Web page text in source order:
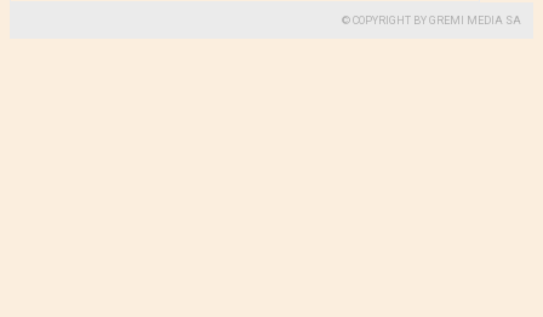
© COPYRIGHT BY GREMI MEDIA SA